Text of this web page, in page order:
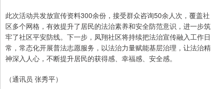
此次活动共发放宣传资料300余份，接受群众咨询50余人次，覆盖社
区多个网格，有效提升了居民的法治素养和安全防范意识，进一步筑
牢了社区平安防线。下一步，凤翔社区将持续把法治宣传融入工作日
常，常态化开展普法志愿服务，以法治力量赋能基层治理，让法治精
神深入人心，不断提升居民的获得感、幸福感、安全感。
（通讯员 张秀平）